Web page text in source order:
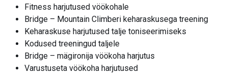
Fitness harjutused vöökohale
Bridge – Mountain Climberi keharaskusega treening
Keharaskuse harjutused talje toniseerimiseks
Kodused treeningud taljele
Bridge – mägironija vöökoha harjutus
Varustuseta vöökoha harjutused